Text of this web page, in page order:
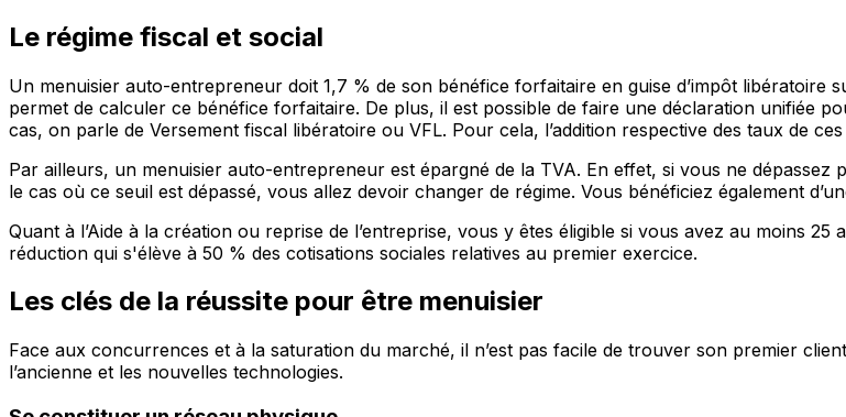
Le régime fiscal et social
Un menuisier auto-entrepreneur doit 1,7 % de son bénéfice forfaitaire en guise d’impôt libératoire
permet de calculer ce bénéfice forfaitaire. De plus, il est possible de faire une déclaration unifiée
cas, on parle de Versement fiscal libératoire ou VFL. Pour cela, l’addition respective des taux de
Par ailleurs, un menuisier auto-entrepreneur est épargné de la TVA. En effet, si vous ne
le cas où ce seuil est dépassé, vous allez devoir changer de régime. Vous bénéficiez également
Quant à l’Aide à la création ou reprise de l’entreprise, vous y êtes éligible si vous avez au moins 25
réduction qui s'élève à 50 % des cotisations sociales relatives au premier exercice.
Les clés de la réussite pour être menuisier
Face aux concurrences et à la saturation du marché, il n’est pas facile de trouver son premier
l’ancienne et les nouvelles technologies.